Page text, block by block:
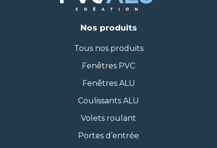
Nos produits
Tous nos produits
Fenêtres PVC
Fenêtres ALU
Coulissants ALU
Volets roulant
Portes d’entrée